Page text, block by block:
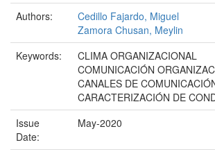
Authors:
Cedillo Fajardo, Miguel
Zamora Chusan, Meylin
Keywords:
CLIMA ORGANIZACIONAL
COMUNICACIÓN
CANALES DE
CARACTERIZACIÓN DE
Issue
Date:
May-2020